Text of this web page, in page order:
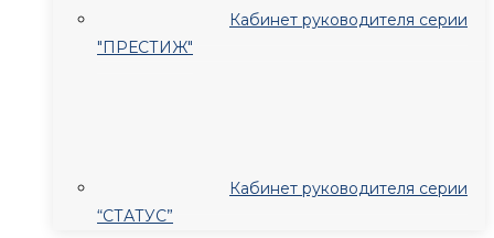
Кабинет руководителя серии
"ПРЕСТИЖ"
Кабинет руководителя серии
“СТАТУС”